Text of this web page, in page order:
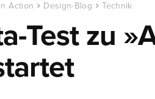
Action Design-Blog Technik
Test zu